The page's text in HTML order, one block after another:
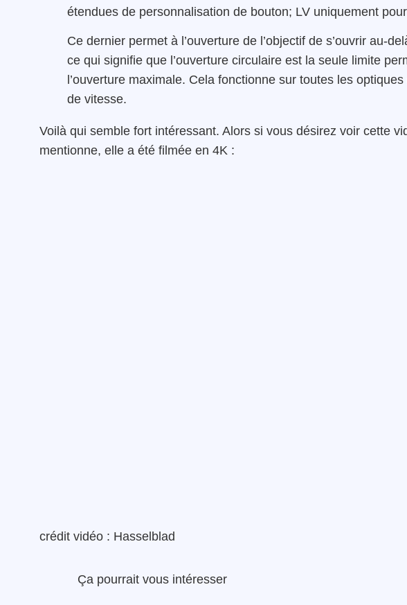
étendues de personnalisation de bouton; LV uniquement
Ce dernier permet à l’ouverture de l’objectif de s’ouvrir au-
ce qui signifie que l’ouverture circulaire est la seule limite
l’ouverture maximale. Cela fonctionne sur toutes les
de vitesse.
Voilà qui semble fort intéressant. Alors si vous désirez voir cette
mentionne, elle a été filmée en 4K :
crédit vidéo : Hasselblad
Ça pourrait vous intéresser